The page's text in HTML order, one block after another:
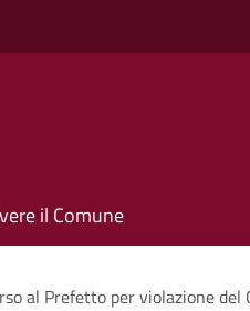
il Comune
al Prefetto per violazione del